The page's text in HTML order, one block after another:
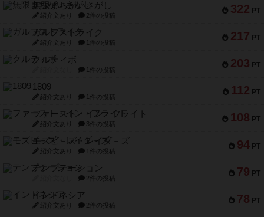
322 PT
無限まちがいさがし
紹介文あり 2件の投稿
217 PT
ガルフストライク
紹介文あり 1件の投稿
203 PT
クルティボ
1件の投稿
112 PT
1809
紹介文あり 1件の投稿
108 PT
ファースト・イン・フライト
紹介文あり 3件の投稿
94 PT
モズビ－ズ・レイダ－ズ
紹介文あり 1件の投稿
79 PT
テンプテーション
2件の投稿
78 PT
インドネシア
紹介文あり 2件の投稿